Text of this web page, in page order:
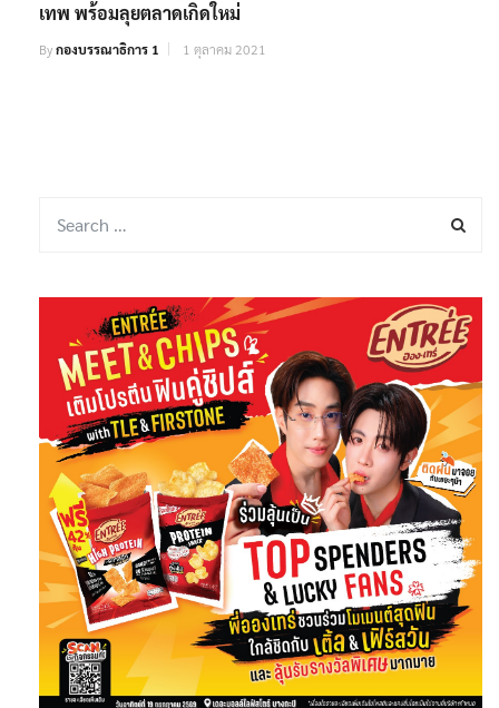
เทพ พร้อมลุยตลาดเกิดใหม่
Byกองบรรณาธิการ 1 1 ตุลาคม 2021